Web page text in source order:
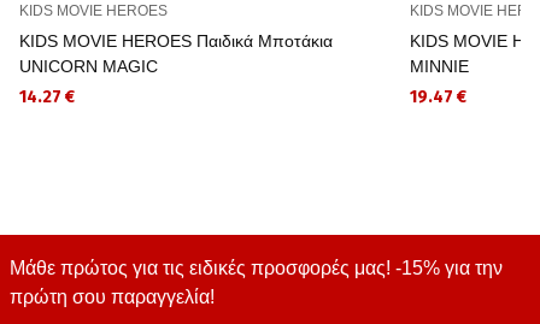
KIDS MOVIE HEROES
KIDS MOVIE HEROES Παιδικά Μποτάκια
UNICORN MAGIC
14.27 €
KIDS MOVIE
KIDS MOVIE
MINNIE
19.47 €
Μάθε πρώτος για τις ειδικές προσφορές μας! -15% για την
πρώτη σου παραγγελία!